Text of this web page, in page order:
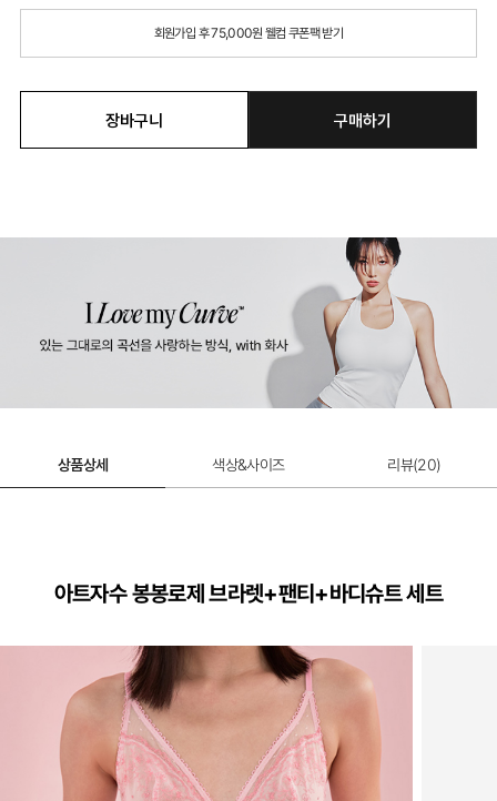
회원가입 후 75,000원 웰컴 쿠폰팩 받기
장바구니 구매하기
상품상세 색상&사이즈 리뷰(20)
아트자수 봉봉로제 브라렛+팬티+바디슈트 세트